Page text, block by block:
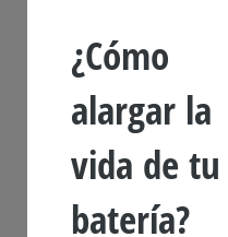
¿Cómo
alargar la
vida de tu
batería?